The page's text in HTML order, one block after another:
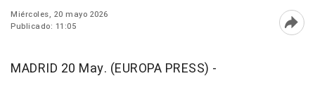
Miércoles, 20 mayo 2026
Publicado: 11:05
MADRID 20 May. (EUROPA PRESS) -